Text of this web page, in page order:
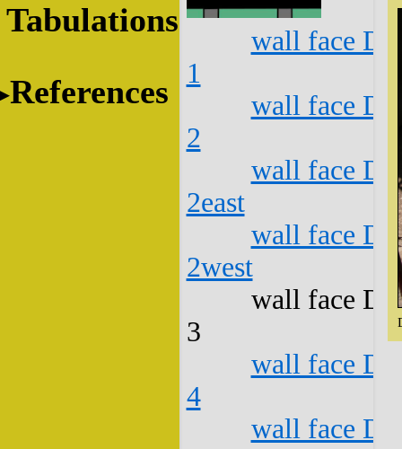
Tabulations
References
wall face
1
wall face
2
wall face
2east
wall face
2west
wall face
3
wall face
4
wall face